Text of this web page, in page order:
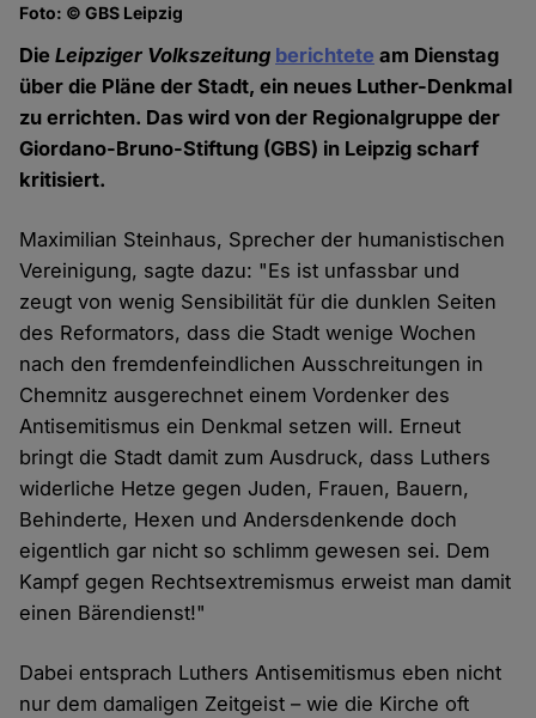
Foto: © GBS Leipzig
DieLeipziger Volkszeitung berichtete am Dienstag
über die Pläne der Stadt, ein neues Luther-Denkmal
zu errichten. Das wird von der Regionalgruppe der
Giordano-Bruno-Stiftung (GBS) in Leipzig scharf
kritisiert.
Maximilian Steinhaus, Sprecher der humanistischen
Vereinigung, sagte dazu: "Es ist unfassbar und
zeugt von wenig Sensibilität für die dunklen Seiten
des Reformators, dass die Stadt wenige Wochen
nach den fremdenfeindlichen Ausschreitungen in
Chemnitz ausgerechnet einem Vordenker des
Antisemitismus ein Denkmal setzen will. Erneut
bringt die Stadt damit zum Ausdruck, dass Luthers
widerliche Hetze gegen Juden, Frauen, Bauern,
Behinderte, Hexen und Andersdenkende doch
eigentlich gar nicht so schlimm gewesen sei. Dem
Kampf gegen Rechtsextremismus erweist man damit
einen Bärendienst!"
Dabei entsprach Luthers Antisemitismus eben nicht
nur dem damaligen Zeitgeist – wie die Kirche oft